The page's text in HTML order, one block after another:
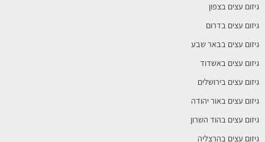
גיזום עצים בצפון
גיזום עצים בדרום
גיזום עצים בבאר שבע
גיזום עצים באשדוד
גיזום עצים בירושלים
גיזום עצים באור יהודה
גיזום עצים בהוד השרון
גיזום עצים בהרצליה